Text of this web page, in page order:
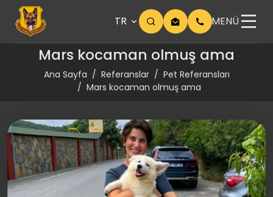
TR MENÜ
Mars kocaman olmuş ama
Ana Sayfa Referanslar
Pet Referansları
Mars kocaman olmuş ama